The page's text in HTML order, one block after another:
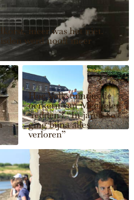
meer was het niet.
werd nooit meer
Hoe Volkstuintjes de
oerkern van Mechelen
‘redden’: “In jaren 80
ging bijna alles
verloren”